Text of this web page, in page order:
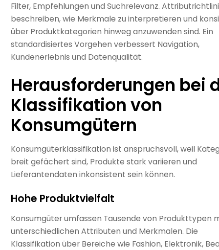
Filter, Empfehlungen und Suchrelevanz.
beschreiben, wie Merkmale zu interpretieren und
über Produktkategorien hinweg anzuwenden sind. Ein
standardisiertes Vorgehen verbessert Navigation,
Kundenerlebnis und Datenqualität.
Herausforderungen bei
Klassifikation von
Konsumgütern
Konsumgüterklassifikation ist anspruchsvoll, weil
breit gefächert sind, Produkte stark variieren und
Lieferantendaten inkonsistent sein können.
Hohe Produktvielfalt
Konsumgüter umfassen Tausende von Produkttypen
unterschiedlichen Attributen und Merkmalen. Die
Klassifikation über Bereiche wie Fashion, Elektronik,